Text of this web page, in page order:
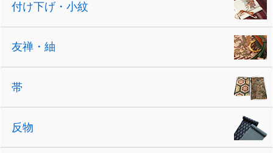
付け下げ・小紋
友禅・紬
帯
反物